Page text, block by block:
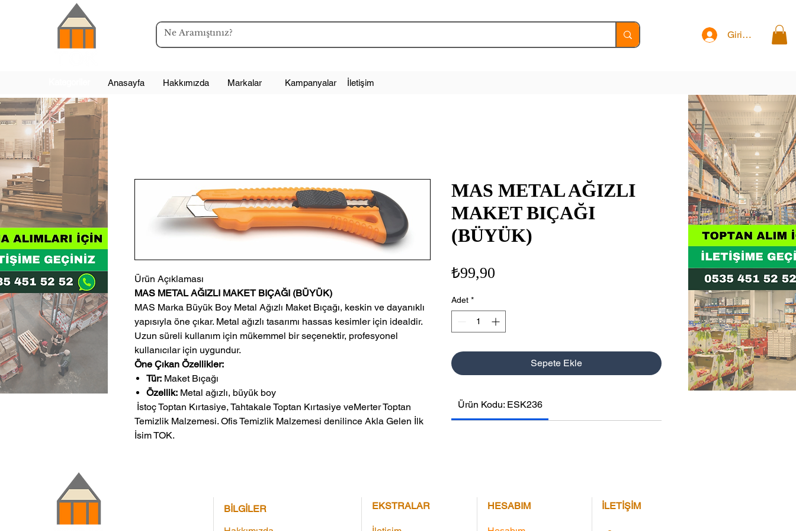
Giriş Yap
Anasayfa Hakkımızda Markalar Kampanyalar İletişim
Ürün Açıklaması
MAS METAL AĞIZLI MAKET BIÇAĞI (BÜYÜK)
MAS Marka Büyük Boy Metal Ağızlı Maket Bıçağı, keskin ve dayanıklı
yapısıyla öne çıkar. Metal ağızlı tasarımı hassas kesimler için idealdir.
Uzun süreli kullanım için mükemmel bir seçenektir, profesyonel
kullanıcılar için uygundur.
Öne Çıkan Özellikler:
Tür: Maket Bıçağı
Özellik: Metal ağızlı, büyük boy
Temizlik Malzemesi. Ofis Temizlik Malzemesi denilince Akla Gelen İlk
İsim TOK.
MAS METAL AĞIZLI
MAKET BIÇAĞI
(BÜYÜK)
₺99,90
Adet *
Sepete Ekle
Ürün Kodu: ESK236
BİLGİLER
EKSTRALAR HESABIM İLETİŞİM